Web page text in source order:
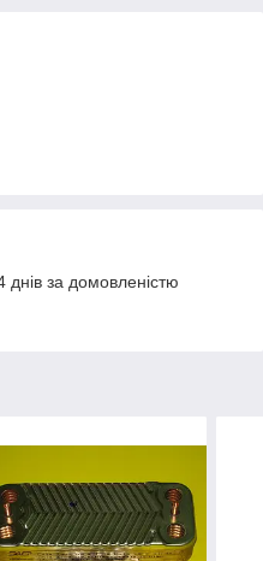
за домовленістю